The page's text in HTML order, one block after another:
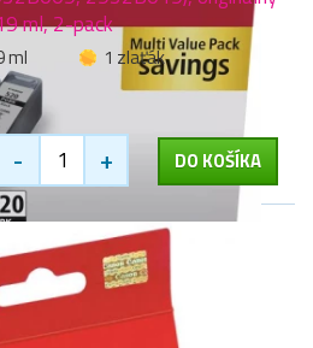
ml, 2-pack
ml
1 zlaťák
- + DO KOŠÍKA